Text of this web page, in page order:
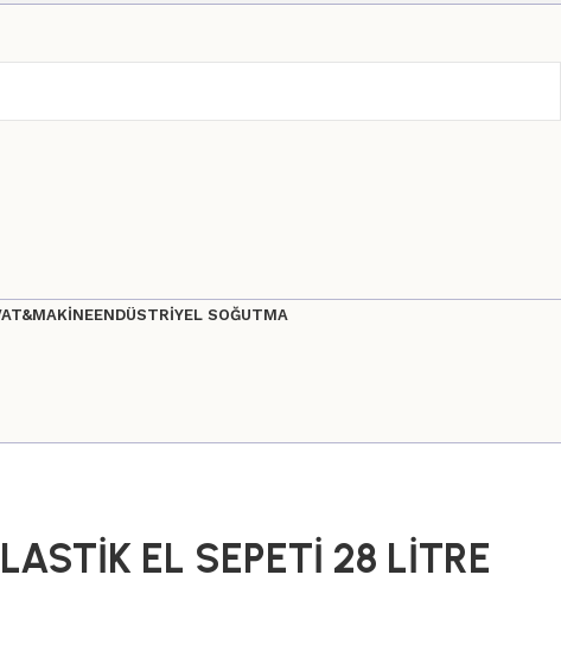
ENDÜSTRİYEL SOĞUTMA
EL SEPETİ 28 LİTRE